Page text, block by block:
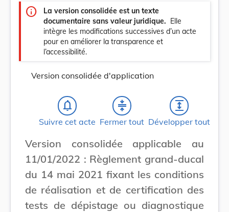
info
La version consolidée est un texte
documentaire sans valeur juridique. Elle
intègre les modifications successives d’un acte
pour en améliorer la transparence et
l’accessibilité.
Version consolidée d'application
notifications_none
Suivre cet acte
compress
Fermer tout
expand
Développer tout
Version consolidée applicable au
11/01/2022 : Règlement grand-ducal
du 14 mai 2021 fixant les conditions
de réalisation et de certification des
tests de dépistage ou diagnostique